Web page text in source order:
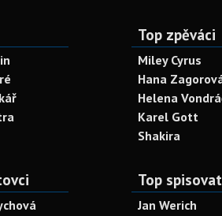
Top zpěváci
Miley Cyrus
Hana
Helena
Karel Gott
Shakira
Top
Jan Werich